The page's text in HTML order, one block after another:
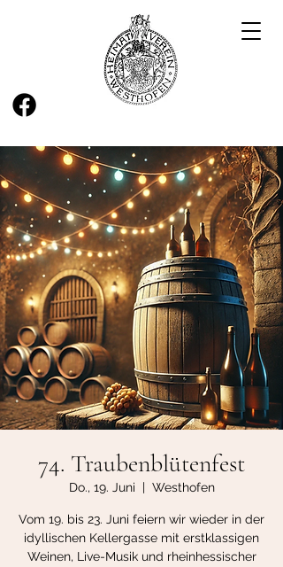
74. Traubenblütenfest
Do., 19. Juni
  |
Westhofen
Vom 19. bis 23. Juni feiern wir wieder in der
idyllischen Kellergasse mit erstklassigen
Weinen, Live-Musik und rheinhessischer